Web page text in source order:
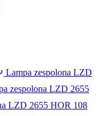
Lampa zespolona LZD
zespolona LZD 2655
LZD 2655 HOR 108